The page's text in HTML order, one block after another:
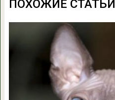
ПОХОЖИЕ СТАТЬИ